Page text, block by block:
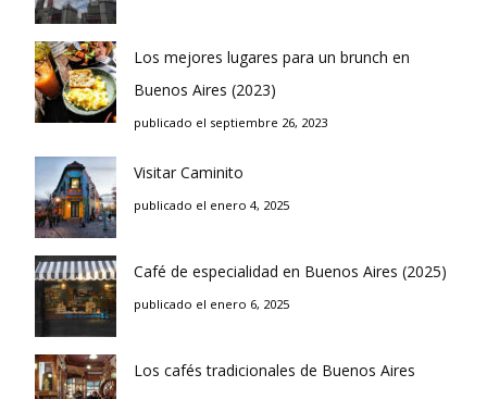
Los mejores lugares para un brunch en
Buenos Aires (2023)
publicado el septiembre 26, 2023
Visitar Caminito
publicado el enero 4, 2025
Café de especialidad en Buenos Aires (2025)
publicado el enero 6, 2025
Los cafés tradicionales de Buenos Aires